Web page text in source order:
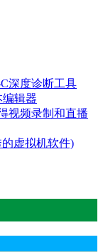
C深度诊断工具
编辑器
视频录制和直播
的虚拟机软件)